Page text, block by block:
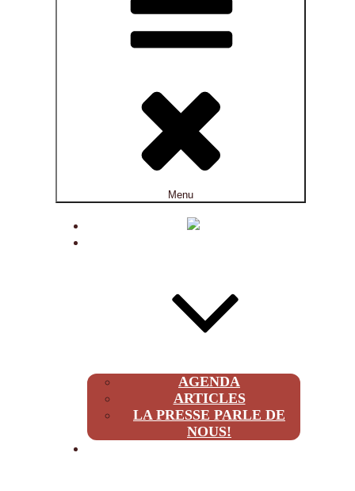
Menu
AGENDA
ARTICLES
LA PRESSE PARLE DE
NOUS!